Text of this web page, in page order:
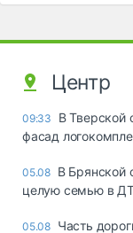
Центр
09:33
В Тверской
фасад
05.08 В Брянской
целую семью в
05.08 Часть